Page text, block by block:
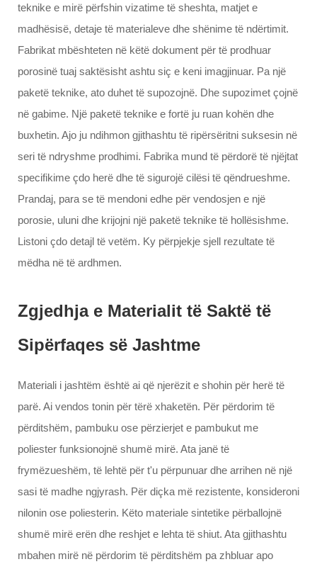
teknike e mirë përfshin vizatime të sheshta, matjet e
madhësisë, detaje të materialeve dhe shënime të ndërtimit.
Fabrikat mbështeten në këtë dokument për të prodhuar
porosinë tuaj saktësisht ashtu siç e keni imagjinuar. Pa një
paketë teknike, ato duhet të supozojnë. Dhe supozimet çojnë
në gabime. Një paketë teknike e fortë ju ruan kohën dhe
buxhetin. Ajo ju ndihmon gjithashtu të ripërsëritni suksesin në
seri të ndryshme prodhimi. Fabrika mund të përdorë të njëjtat
specifikime çdo herë dhe të sigurojë cilësi të qëndrueshme.
Prandaj, para se të mendoni edhe për vendosjen e një
porosie, uluni dhe krijojni një paketë teknike të hollësishme.
Listoni çdo detajl të vetëm. Ky përpjekje sjell rezultate të
mëdha në të ardhmen.
Zgjedhja e Materialit të Saktë të
Sipërfaqes së Jashtme
Materiali i jashtëm është ai që njerëzit e shohin për herë të
parë. Ai vendos tonin për tërë xhaketën. Për përdorim të
përditshëm, pambuku ose përzierjet e pambukut me
poliester funksionojnë shumë mirë. Ata janë të
frymëzueshëm, të lehtë për t'u përpunuar dhe arrihen në një
sasi të madhe ngjyrash. Për diçka më rezistente, konsideroni
nilonin ose poliesterin. Këto materiale sintetike përballojnë
shumë mirë erën dhe reshjet e lehta të shiut. Ata gjithashtu
mbahen mirë në përdorim të përditshëm pa zhbluar apo